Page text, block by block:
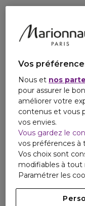
Vos
Nous et nos
pour assurer le
améliorer votre
contenus et vous
vos envies.
Vous gardez le
vos préférences
Vos choix sont
modifiables à tout
Paramétrer les